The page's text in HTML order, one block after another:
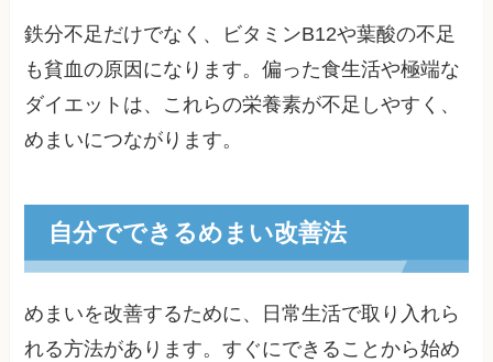
鉄分不足だけでなく、ビタミンB12や葉酸の不足
も貧血の原因になります。偏った食生活や極端な
ダイエットは、これらの栄養素が不足しやすく、
めまいにつながります。
自分でできるめまい改善法
めまいを改善するために、日常生活で取り入れら
れる方法があります。すぐにできることから始め